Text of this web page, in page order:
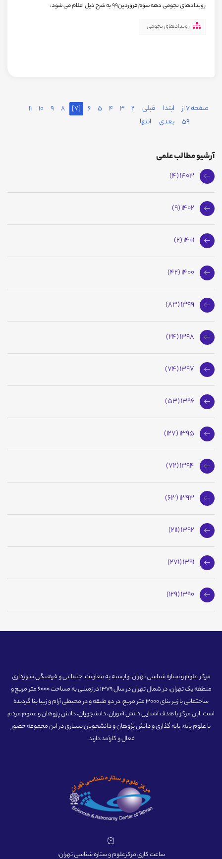
رویدادهای نجومی دهه سوم فروردین99 به شرح ذیل اعلام می شود:
رویدادهای نجومی
صفحه 7 از
59
ابتدا قبلی 2
3
4
5
6
[7]
8
9
10
11
بعدی
انتها
آرشیو مطالب علمی
1403 (4)
1402 (9)
1401 (2)
1400 (42)
1399 (83)
1398 (24)
1397 (74)
1396 (53)
1395 (127)
1394 (72)
1393 (63)
1392 (211)
1391 (271)
1390 (129)
مرکز علوم و ستاره شناسی تهران، وابسته به معاونت اجتماعی و فرهنگی شهرداری
منطقه یک تهران، در شمال تهران در سال 1379 در زمینی به مساحت 6000 متر مربع و
ساختمانی با زیر بنای 3000 متر مربع، در دو طبقه و در محیطی آرام و زیبا بنا گردیده
است. این مرکز با هدف آشنایی دانش آموزان، دانشجویان، دانش پژوهان و عموم مردم
با علوم پایه، پایه گذاری و دانش پژوهان و دانشجویان بسیاری در این مجموعه حضور
فعال و کارآمد دارند.
ساعت کاری مرکزعلوم و ستاره شناسی تهران: